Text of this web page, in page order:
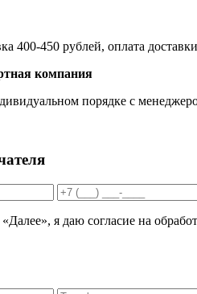
400-450 рублей, оплата
компания
порядке с
я даю согласие на